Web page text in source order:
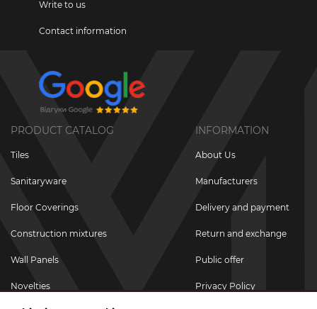
Write to us
Contact information
PRODUCT CATALOG
Tiles
Sanitaryware
Floor Coverings
Construction mixtures
Wall Panels
Novelties
INFORMATION
About Us
Manufacturers
Delivery and payment
Return and exchange
Public offer
Privacy Policy